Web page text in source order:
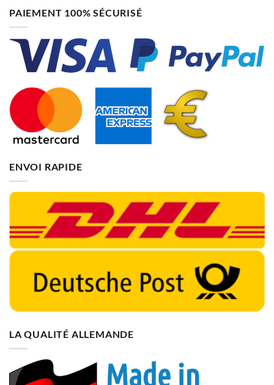
PAIEMENT 100% SÉCURISÉ
ENVOI RAPIDE
LA QUALITÉ ALLEMANDE